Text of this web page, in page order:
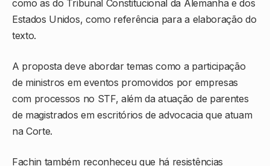
como as do Tribunal Constitucional da Alemanha e dos
Estados Unidos, como referência para a elaboração do
texto.
A proposta deve abordar temas como a participação
de ministros em eventos promovidos por empresas
com processos no STF, além da atuação de parentes
de magistrados em escritórios de advocacia que atuam
na Corte.
Fachin também reconheceu que há resistências